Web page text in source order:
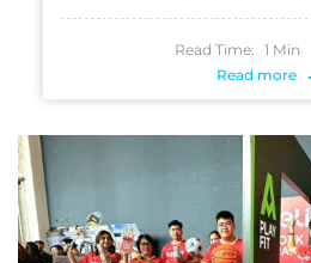
Read Time: 1 Min
Read more